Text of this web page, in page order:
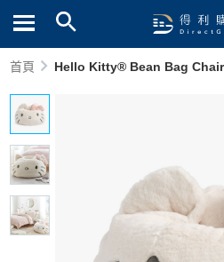
首頁 Hello Kitty® Bean Bag